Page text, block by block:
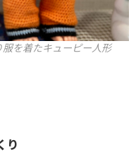
を着たキューピー人形
り